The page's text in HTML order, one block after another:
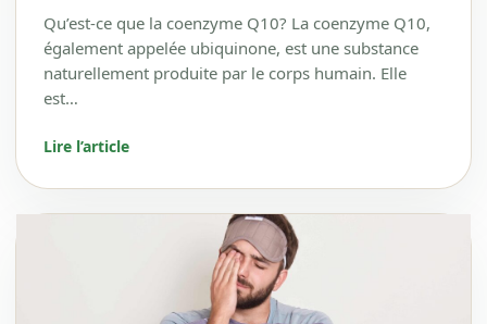
Qu’est-ce que la coenzyme Q10? La coenzyme Q10,
également appelée ubiquinone, est une substance
naturellement produite par le corps humain. Elle
est…
Lire l’article